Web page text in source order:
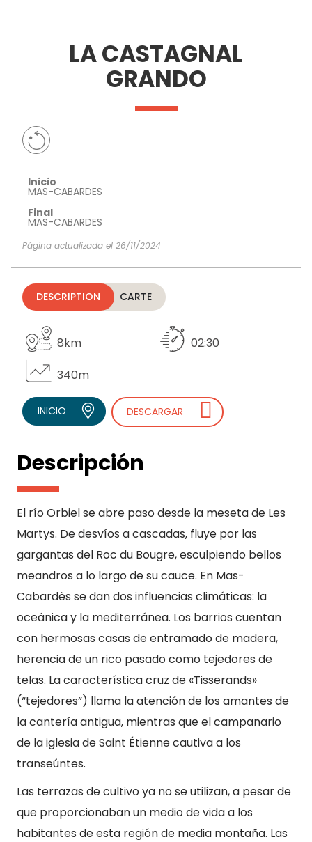
IMPRESCINDIBLES
HACER
INSPIRACIONES
LA CASTAGNAL
GRANDO
Inicio
MAS-CABARDES
Final
MAS-CABARDES
Página actualizada el 26/11/2024
DESCRIPTION CARTE
8km
02:30
340m
INICIO DESCARGAR
Descripción
El río Orbiel se abre paso desde la meseta de Les
Martys. De desvíos a cascadas, fluye por las
gargantas del Roc du Bougre, esculpiendo bellos
meandros a lo largo de su cauce. En Mas-
Cabardès se dan dos influencias climáticas: la
oceánica y la mediterránea. Los barrios cuentan
con hermosas casas de entramado de madera,
herencia de un rico pasado como tejedores de
telas. La característica cruz de «Tisserands»
(“tejedores”) llama la atención de los amantes de
la cantería antigua, mientras que el campanario
de la iglesia de Saint Étienne cautiva a los
transeúntes.
Las terrazas de cultivo ya no se utilizan, a pesar de
que proporcionaban un medio de vida a los
habitantes de esta región de media montaña. Las